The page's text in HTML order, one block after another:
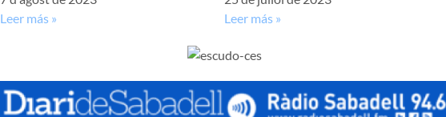
Leer más »
Leer más »